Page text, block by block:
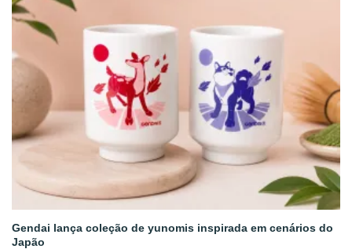
Gendai lança coleção de yunomis inspirada em cenários do
Japão